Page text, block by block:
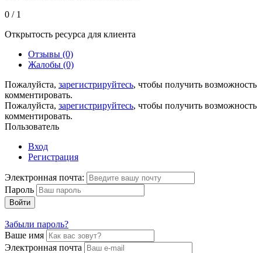
0 / 1
Открытость ресурса для клиента
Отзывы (0)
Жалобы (0)
Пожалуйста, зарегистрируйтесь, чтобы получить возможность
комментировать.
Пожалуйста, зарегистрируйтесь, чтобы получить возможность
комментировать.
Пользователь
Вход
Регистрация
Электронная почта:
Пароль
Войти
Забыли пароль?
Ваше имя
Электронная почта